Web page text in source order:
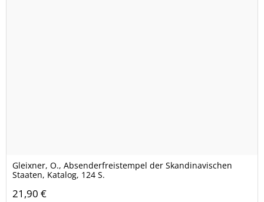
Gleixner, O., Absenderfreistempel der Skandinavischen
Staaten, Katalog, 124 S.
21,90 €